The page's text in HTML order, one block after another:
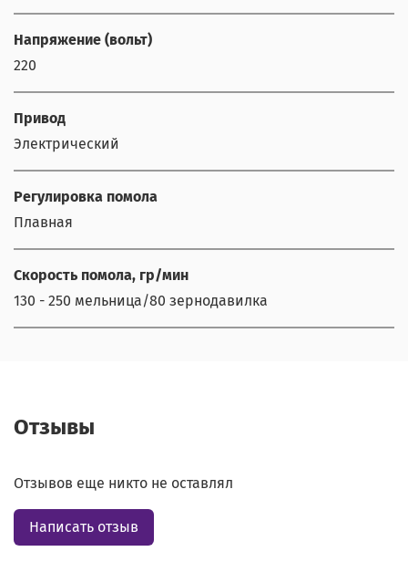
Напряжение (вольт)
220
Привод
Электрический
Регулировка помола
Плавная
Скорость помола, гр/мин
130 - 250 мельница/80 зернодавилка
Отзывы
Отзывов еще никто не оставлял
Написать отзыв